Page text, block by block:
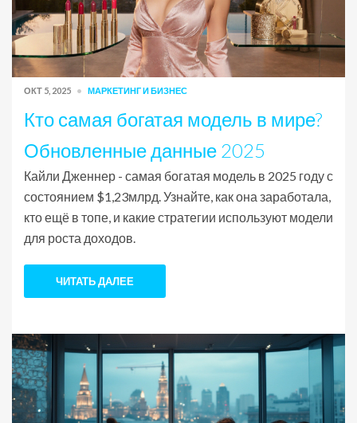
ОКТ 5, 2025 МАРКЕТИНГ И БИЗНЕС
Кто самая богатая модель в мире?
Обновленные данные 2025
Кайли Дженнер - самая богатая модель в 2025 году с
состоянием $1,23млрд. Узнайте, как она заработала,
кто ещё в топе, и какие стратегии используют модели
для роста доходов.
ЧИТАТЬ ДАЛЕЕ